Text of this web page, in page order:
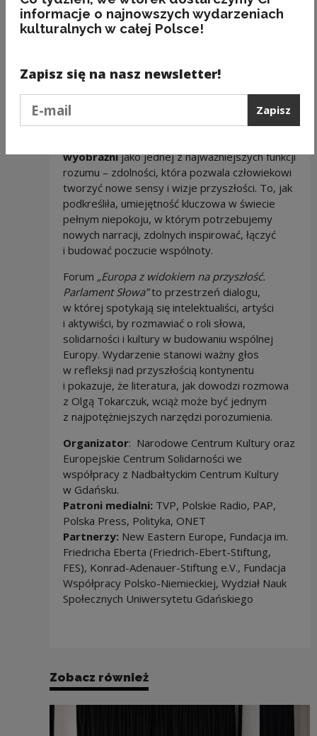
zrozumieć siebie nawzajem i świat, w którym
żyjemy.
są mniejsze, niż się wydaje. Odwołuje się
do tego, co wspólne – do ludzkiego
doświadczenia i przeżywania rzeczywistości
mówiła autorka
wyobraźnijako jednej z najważniejszych funkcji
rozumu – zdolności, która pozwala człowiekowi
tworzyć nowe sensy i wizje przyszłości. To, jak
podkreśliła, umiejętność kluczowa w świecie
pełnym niepokoju, w którym potrzebujemy
nowych narracji, zdolnych inspirować, łączyć
i budować poczucie wspólnoty.
Forum „Europa z widokiem na przyszłość.
Parlament Słowa”to przestrzeń dialogu,
w której spotykają się intelektualiści, artyści
i aktywiści, by rozmawiać o roli słowa,
solidarności i kultury w budowaniu wspólnej
Europy. Wydarzenie stanowi ważny głos
w refleksji nad przyszłością kontynentu
i pokazuje, że literatura, jak dowodzi rozmowa
z Olgą Tokarczuk, wciąż może być jednym
z najpotężniejszych narzędzi porozumienia.
Organizator: Narodowe Centrum Kultury oraz
Europejskie Centrum Solidarności we
współpracy z Nadbałtyckim Centrum Kultury
w Gdańsku.
Patroni medialni: TVP, Polskie Radio, PAP,
Polska Press, Polityka, ONET
Partnerzy: New Eastern Europe, Fundacja im.
Friedricha Eberta (Friedrich-Ebert-Stiftung,
FES), Konrad-Adenauer-Stiftung e.V., Fundacja
Współpracy Polsko-Niemieckiej, Wydział Nauk
Społecznych Uniwersytetu Gdańskiego
Zobacz również
informacje o najnowszych wydarzeniach
kulturalnych w całej Polsce!
Zapisz się na nasz newsletter!
Zapisz